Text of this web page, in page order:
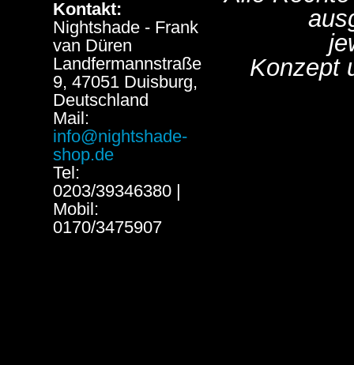
Kontakt:
Nightshade - Frank
van Düren
Landfermannstraße
9, 47051 Duisburg,
Deutschland
Mail:
info@nightshade-
shop.de
Tel:
0203/39346380 |
Mobil:
0170/3475907
Konzept